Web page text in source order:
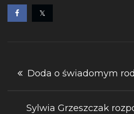
Nawigacja
Doda o świadomym
Sylwia Grzeszczak